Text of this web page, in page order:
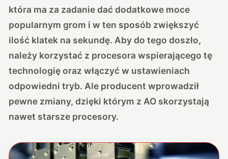
która ma za zadanie dać dodatkowe moce
popularnym grom i w ten sposób zwiększyć
ilość klatek na sekundę. Aby do tego doszło,
należy korzystać z procesora wspierającego tę
technologię oraz włączyć w ustawieniach
odpowiedni tryb. Ale producent wprowadził
pewne zmiany, dzięki którym z AO skorzystają
nawet starsze procesory.